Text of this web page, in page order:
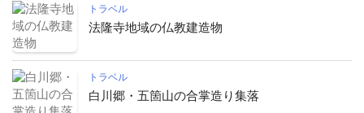
トラベル
法隆寺地域の仏教建造物
トラベル
白川郷・五箇山の合掌造り集落